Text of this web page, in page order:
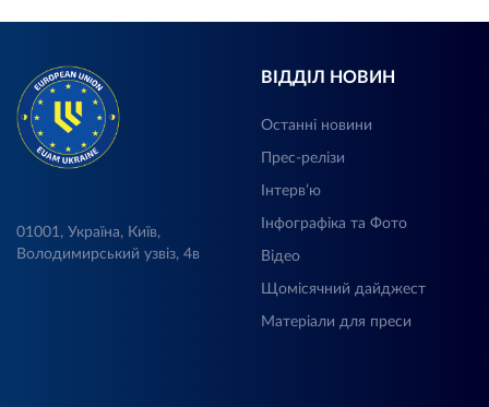
01001, Україна, Київ,
Володимирський узвіз, 4в
ВІДДІЛ НОВИН
Останні новини
Прес-релізи
Інтерв’ю
Інфографіка та Фото
Відео
Щомісячний дайджест
Матеріали для преси